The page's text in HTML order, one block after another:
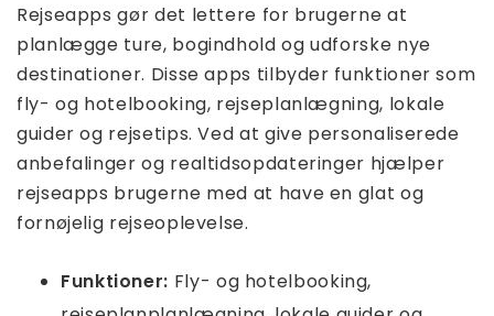
Rejseapps gør det lettere for brugerne at
planlægge ture, bogindhold og udforske nye
destinationer. Disse apps tilbyder funktioner som
fly- og hotelbooking, rejseplanlægning, lokale
guider og rejsetips. Ved at give personaliserede
anbefalinger og realtidsopdateringer hjælper
rejseapps brugerne med at have en glat og
fornøjelig rejseoplevelse.
Funktioner: Fly- og hotelbooking,